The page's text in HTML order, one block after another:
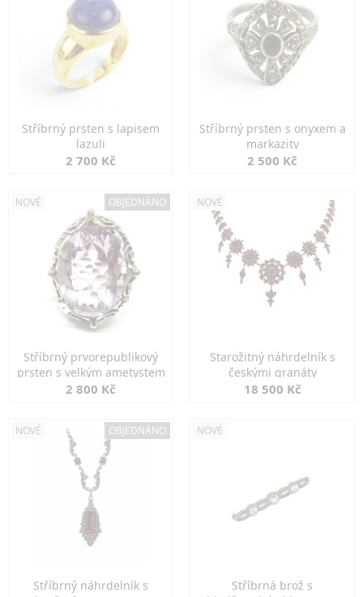
Stříbrný prsten s lapisem
lazuli
2 700 Kč
Stříbrný prsten s onyxem a
markazity
2 500 Kč
NOVÉ OBJEDNÁNO
Stříbrný prvorepublikový
prsten s velkým ametystem
2 800 Kč
NOVÉ
Starožitný náhrdelník s
českými granáty
18 500 Kč
NOVÉ OBJEDNÁNO
Stříbrný náhrdelník s
NOVÉ
Stříbrná brož s